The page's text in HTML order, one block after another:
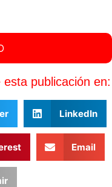
publicación en:
LinkedIn
Email